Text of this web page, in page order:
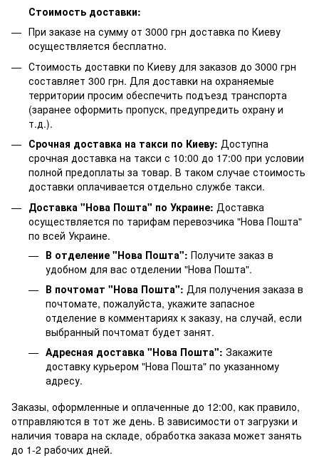
Стоимость доставки:
При заказе на сумму от 3000 грн доставка по Киеву
осуществляется бесплатно.
Стоимость доставки по Киеву для заказов до 3000 грн
составляет 300 грн. Для доставки на охраняемые
территории просим обеспечить подъезд транспорта
(заранее оформить пропуск, предупредить охрану и
т.д.).
Срочная доставка на такси по Киеву: Доступна
срочная доставка на такси с 10:00 до 17:00 при условии
полной предоплаты за товар. В таком случае стоимость
доставки оплачивается отдельно службе такси.
Доставка "Нова Пошта" по Украине: Доставка
осуществляется по тарифам перевозчика "Нова Пошта"
по всей Украине.
В отделение "Нова Пошта": Получите заказ в
удобном для вас отделении "Нова Пошта".
В почтомат "Нова Пошта": Для получения заказа в
почтомате, пожалуйста, укажите запасное
отделение в комментариях к заказу, на случай, если
выбранный почтомат будет занят.
Адресная доставка "Нова Пошта": Закажите
доставку курьером "Нова Пошта" по указанному
адресу.
Заказы, оформленные и оплаченные до 12:00, как правило,
отправляются в тот же день. В зависимости от загрузки и
наличия товара на складе, обработка заказа может занять
до 1-2 рабочих дней.